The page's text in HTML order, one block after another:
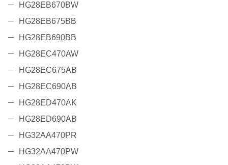
HG28EB670BW
HG28EB675BB
HG28EB690BB
HG28EC470AW
HG28EC675AB
HG28EC690AB
HG28ED470AK
HG28ED690AB
HG32AA470PR
HG32AA470PW